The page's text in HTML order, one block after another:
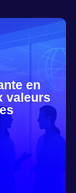
en
valeurs